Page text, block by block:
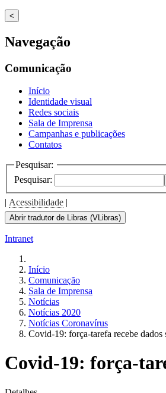
/".
This
shortcut
activates
screen
help
navigate
interact
the
content.
<
Navegação
Comunicação
Início
Identidade visual
Redes sociais
Sala de Imprensa
Campanhas e publicações
Contatos
Pesquisar:
Pesquisar:
| Acessibilidade |
Abrir tradutor de Libras (VLibras)
Intranet
Início
Comunicação
Sala de Imprensa
Notícias
Notícias 2020
Notícias Coronavírus
Covid-19: força-tarefa recebe
Covid-19: força-